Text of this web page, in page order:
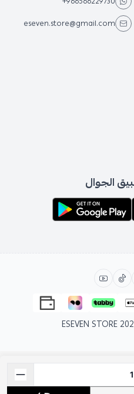
eseven.store@gmail.com
الجوال
ESEVEN STORE